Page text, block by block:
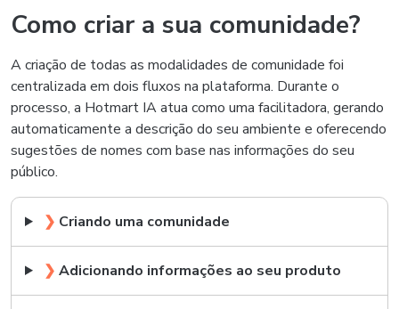
Como criar a sua comunidade?
A criação de todas as modalidades de comunidade foi
centralizada em dois fluxos na plataforma. Durante o
processo, a Hotmart IA atua como uma facilitadora, gerando
automaticamente a descrição do seu ambiente e oferecendo
sugestões de nomes com base nas informações do seu
público.
❯ Criando uma comunidade
❯ Adicionando informações ao seu produto